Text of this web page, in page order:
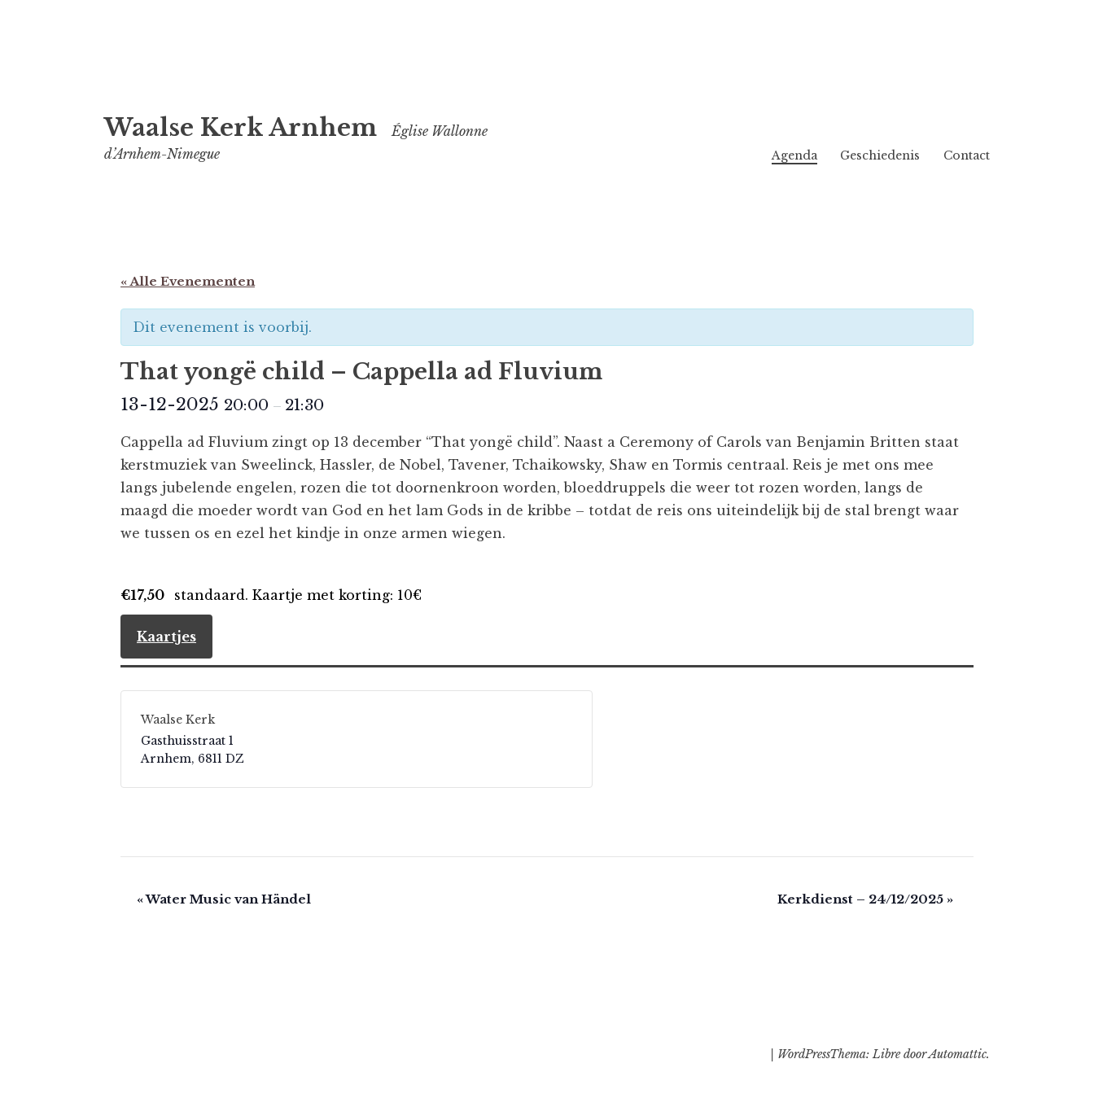
naar
inhoud
Waalse Kerk Arnhem
Église Wallonne
d’Arnhem-Nimegue
Agenda Geschiedenis Contact
« Alle Evenementen
Dit evenement is voorbij.
That yongë child – Cappella ad Fluvium
13-12-2025 20:00 – 21:30
Cappella ad Fluvium zingt op 13 december “That yongë child”. Naast a Ceremony of Carols van Benjamin Britten staat
kerstmuziek van Sweelinck, Hassler, de Nobel, Tavener, Tchaikowsky, Shaw en Tormis centraal. Reis je met ons mee
langs jubelende engelen, rozen die tot doornenkroon worden, bloeddruppels die weer tot rozen worden, langs de
maagd die moeder wordt van God en het lam Gods in de kribbe – totdat de reis ons uiteindelijk bij de stal brengt waar
we tussen os en ezel het kindje in onze armen wiegen.
€17,50 standaard. Kaartje met korting: 10€
Kaartjes
Waalse Kerk
Gasthuisstraat 1
Arnhem, 6811 DZ
«Water Music van Händel Kerkdienst – 24/12/2025 »
| WordPressThema: Libre doorAutomattic.